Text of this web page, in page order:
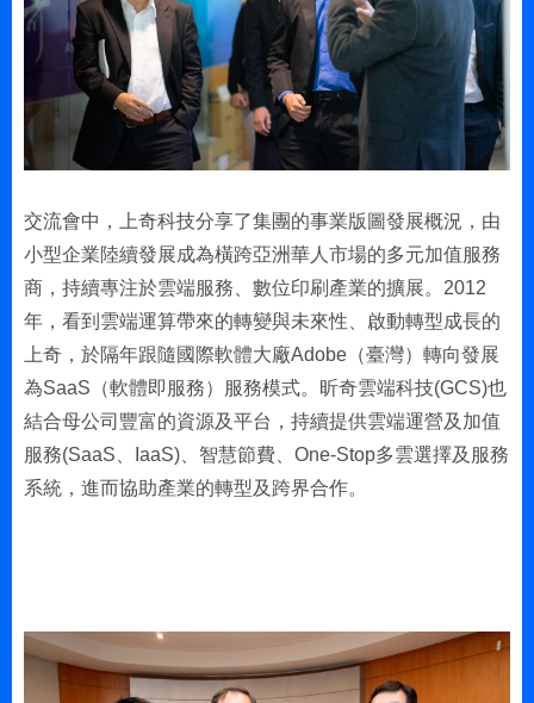
交流會中，上奇科技分享了集團的事業版圖發展概況，由
小型企業陸續發展成為橫跨亞洲華人市場的多元加值服務
商，持續專注於雲端服務、數位印刷產業的擴展。2012
年，看到雲端運算帶來的轉變與未來性、啟動轉型成長的
上奇，於隔年跟隨國際軟體大廠Adobe（臺灣）轉向發展
為SaaS（軟體即服務）服務模式。昕奇雲端科技(GCS)也
結合母公司豐富的資源及平台，持續提供雲端運營及加值
服務(SaaS、IaaS)、智慧節費、One-Stop多雲選擇及服務
系統，進而協助產業的轉型及跨界合作。